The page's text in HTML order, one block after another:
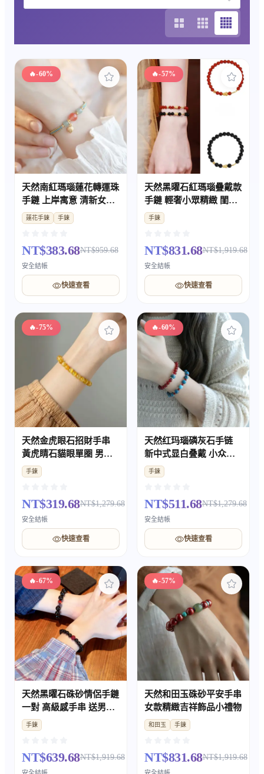
🔥-60%
天然南紅瑪瑙蓮花轉運珠
手鏈 上岸寓意 清新女款
閨蜜禮物
蓮花手鍊 手鍊
NT$383.68NT$959.68
安全結帳
快速查看
🔥-57%
天然黑曜石紅瑪瑙疊戴款
手鏈 輕奢小眾精緻 閨蜜
款氣質配飾
手鍊
NT$831.68NT$1,919.68
安全結帳
快速查看
🔥-75%
天然金虎眼石招財手串
黃虎睛石貓眼單圈 男女
款吉祥飾品禮物
手鍊
NT$319.68NT$1,279.68
安全結帳
快速查看
🔥-60%
天然红玛瑙磷灰石手链
新中式显白叠戴 小众气
质女款礼物
手鍊
NT$511.68NT$1,279.68
安全結帳
快速查看
🔥-67%
天然黑曜石硃砂情侶手鏈
一對 高級感手串 送男女
友節日紀念禮物
手鍊
NT$639.68NT$1,919.68
🔥-57%
天然和田玉硃砂平安手串
女款精緻吉祥飾品小禮物
和田玉 手鍊
NT$831.68NT$1,919.68